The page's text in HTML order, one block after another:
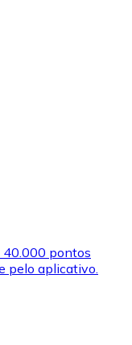
marcas favoritas
40.000 pontos
pelo aplicativo.